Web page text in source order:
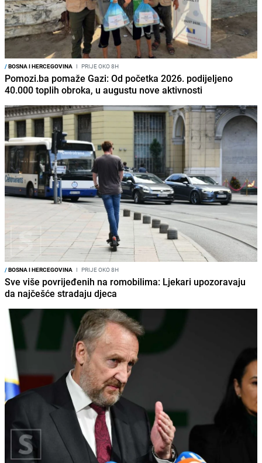
/BOSNA I HERCEGOVINA I PRIJE OKO 8H
Pomozi.ba pomaže Gazi: Od početka 2026. podijeljeno
40.000 toplih obroka, u augustu nove aktivnosti
/BOSNA I HERCEGOVINA I PRIJE OKO 8H
Sve više povrijeđenih na romobilima: Ljekari upozoravaju
da najčešće stradaju djeca